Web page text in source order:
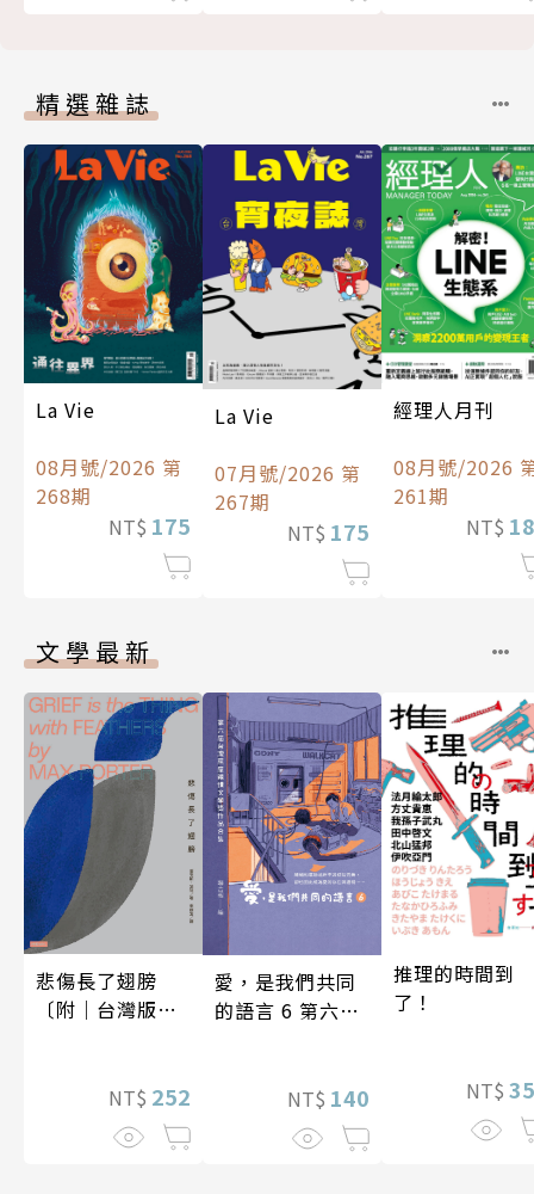
精選雜誌
La Vie
08月號/2026 第
268期
NT$ 175
La Vie
07月號/2026 第
267期
NT$ 175
經理人月刊
08月號/2026
261期
NT$
文學最新
悲傷長了翅膀
〔附｜台灣版獨
NT$ 252
愛，是我們共同
的語言 6 第六屆
NT$ 140
推理的時間到
了！
NT$